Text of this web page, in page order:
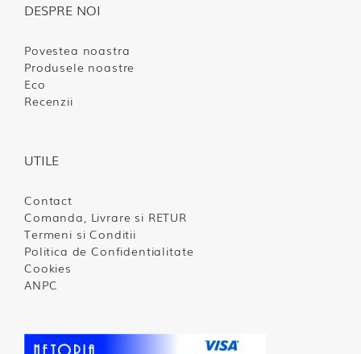
DESPRE NOI
Povestea noastra
Produsele noastre
Eco
Recenzii
UTILE
Contact
Comanda, Livrare si RETUR
Termeni si Conditii
Politica de Confidentialitate
Cookies
ANPC